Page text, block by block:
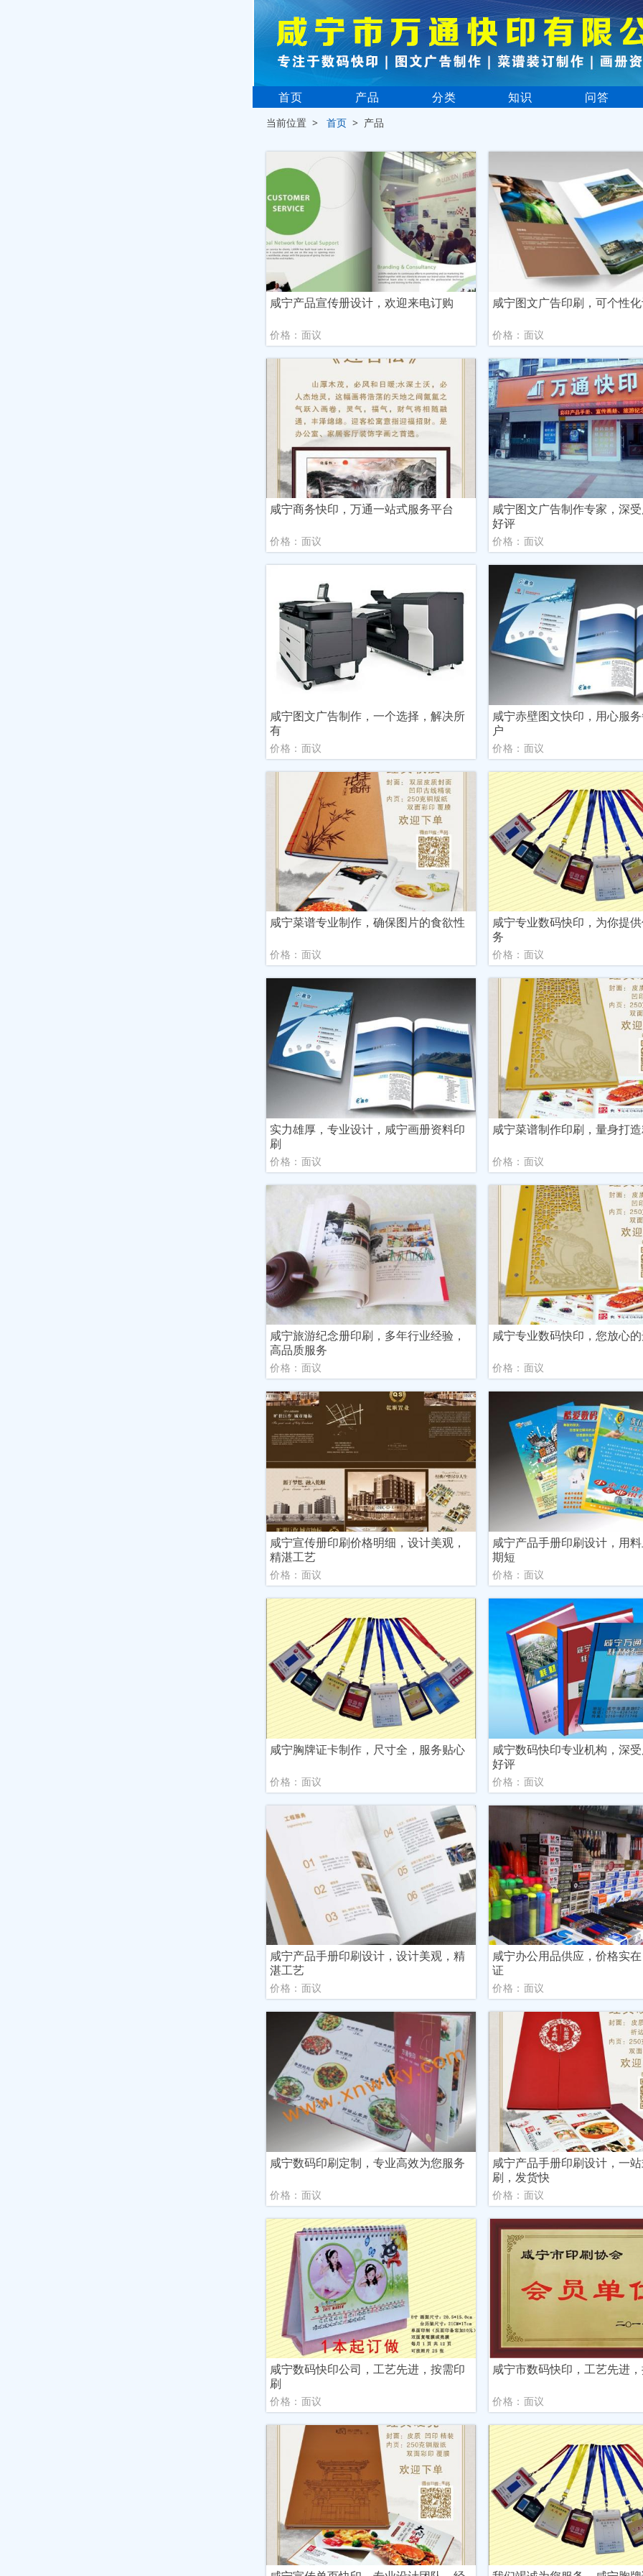
首页 产品 分类 知识 问答
当前位置 >首页 > 产品
咸宁产品宣传册设计，欢迎来电订购
价格：面议
咸宁图文广告印刷，可个性
价格：面议
咸宁商务快印，万通一站式服务平台
价格：面议
咸宁图文广告制作专家，深
好评
价格：面议
咸宁图文广告制作，一个选择，解决所
有
价格：面议
咸宁赤壁图文快印，用心服
户
价格：面议
咸宁菜谱专业制作，确保图片的食欲性
价格：面议
咸宁专业数码快印，为你提
务
价格：面议
实力雄厚，专业设计，咸宁画册资料印
刷
价格：面议
咸宁菜谱制作印刷，量身打
价格：面议
咸宁旅游纪念册印刷，多年行业经验，
高品质服务
价格：面议
咸宁专业数码快印，您放心
价格：面议
咸宁宣传册印刷价格明细，设计美观，
精湛工艺
价格：面议
咸宁产品手册印刷设计，用
期短
价格：面议
咸宁胸牌证卡制作，尺寸全，服务贴心
价格：面议
咸宁数码快印专业机构，深
好评
价格：面议
咸宁产品手册印刷设计，设计美观，精
湛工艺
价格：面议
咸宁办公用品供应，价格实
证
价格：面议
咸宁数码印刷定制，专业高效为您服务
价格：面议
咸宁产品手册印刷设计，一
刷，发货快
价格：面议
咸宁数码快印公司，工艺先进，按需印
刷
价格：面议
咸宁市数码快印，工艺先进
价格：面议